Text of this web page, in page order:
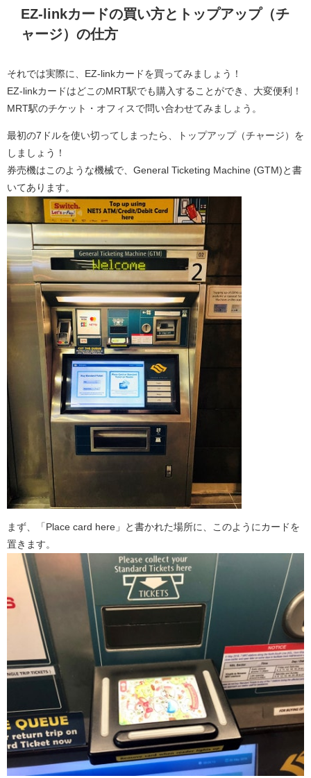
EZ-linkカードの買い方とトップアップ（チ
ャージ）の仕方
それでは実際に、EZ-linkカードを買ってみましょう！
EZ-linkカードはどこのMRT駅でも購入することができ、大変便利！
MRT駅のチケット・オフィスで問い合わせてみましょう。
最初の7ドルを使い切ってしまったら、トップアップ（チャージ）を
しましょう！
券売機はこのような機械で、General Ticketing Machine (GTM)と書
いてあります。
まず、「Place card here」と書かれた場所に、このようにカードを
置きます。